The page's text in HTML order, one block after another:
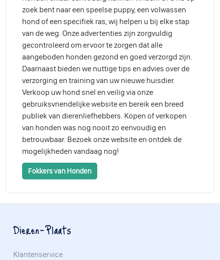
zoek bent naar een speelse puppy, een volwassen
hond of een specifiek ras, wij helpen u bij elke stap
van de weg. Onze advertenties zijn zorgvuldig
gecontroleerd om ervoor te zorgen dat alle
aangeboden honden gezond en goed verzorgd zijn.
Daarnaast bieden we nuttige tips en advies over de
verzorging en training van uw nieuwe huisdier.
Verkoop uw hond snel en veilig via onze
gebruiksvriendelijke website en bereik een breed
publiek van dierenliefhebbers. Kopen of verkopen
van honden was nog nooit zo eenvoudig en
betrouwbaar. Bezoek onze website en ontdek de
mogelijkheden vandaag nog!
Fokkers van Honden
Dieren-Plaats
Klantenservice